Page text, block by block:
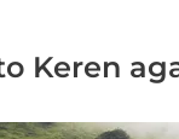
Keren